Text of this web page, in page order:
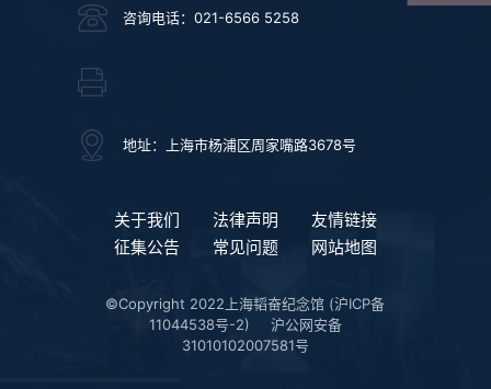
咨询电话：021-6566 5258
地址：上海市杨浦区周家嘴路3678号
关于我们 法律声明
友情链接
征集公告
常见问题 网站地图
©Copyright 2022上海韬奋纪念馆 (沪ICP备
11044538号-2)
沪公网安备
31010102007581号